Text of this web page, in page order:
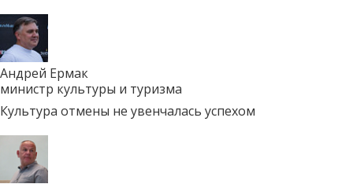
Андрей Ермак
министр культуры и туризма
Культура отмены не увенчалась успехом